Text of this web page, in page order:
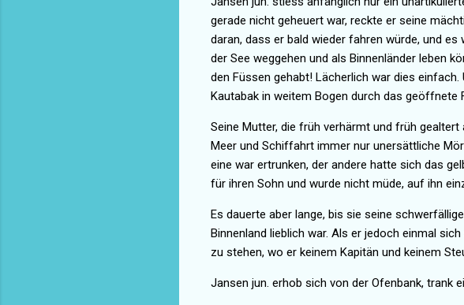
gerade nicht geheuert war, reckte er seine
daran, dass er bald wieder fahren würde, und es
der See weggehen und als Binnenländer leben
den Füssen gehabt! Lächerlich war dies
Kautabak in weitem Bogen durch das geöffnete
Seine Mutter, die früh verhärmt und früh
Meer und Schiffahrt immer nur unersättliche
eine war ertrunken, der andere hatte sich das
für ihren Sohn und wurde nicht müde, auf ihn
Es dauerte aber lange, bis sie seine
Binnenland lieblich war. Als er jedoch einmal
zu stehen, wo er keinem Kapitän und keinem
Jansen jun. erhob sich von der Ofenbank, trank